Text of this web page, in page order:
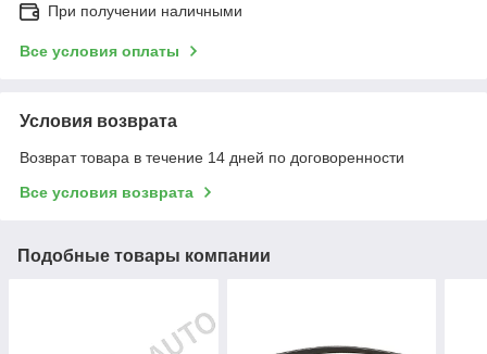
При получении наличными
Все условия оплаты
Условия возврата
Возврат товара в течение 14 дней по договоренности
Все условия возврата
Подобные товары компании